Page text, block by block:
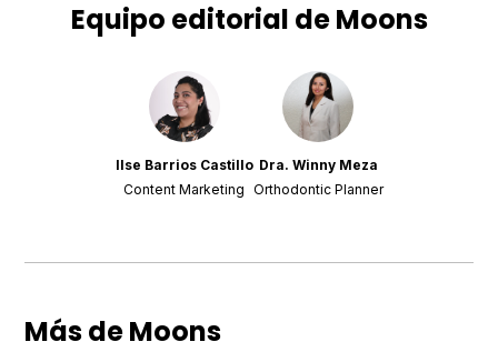
Equipo editorial de Moons
Ilse Barrios Castillo
Content Marketing
Dra. Winny Meza
Orthodontic Planner
Más de Moons